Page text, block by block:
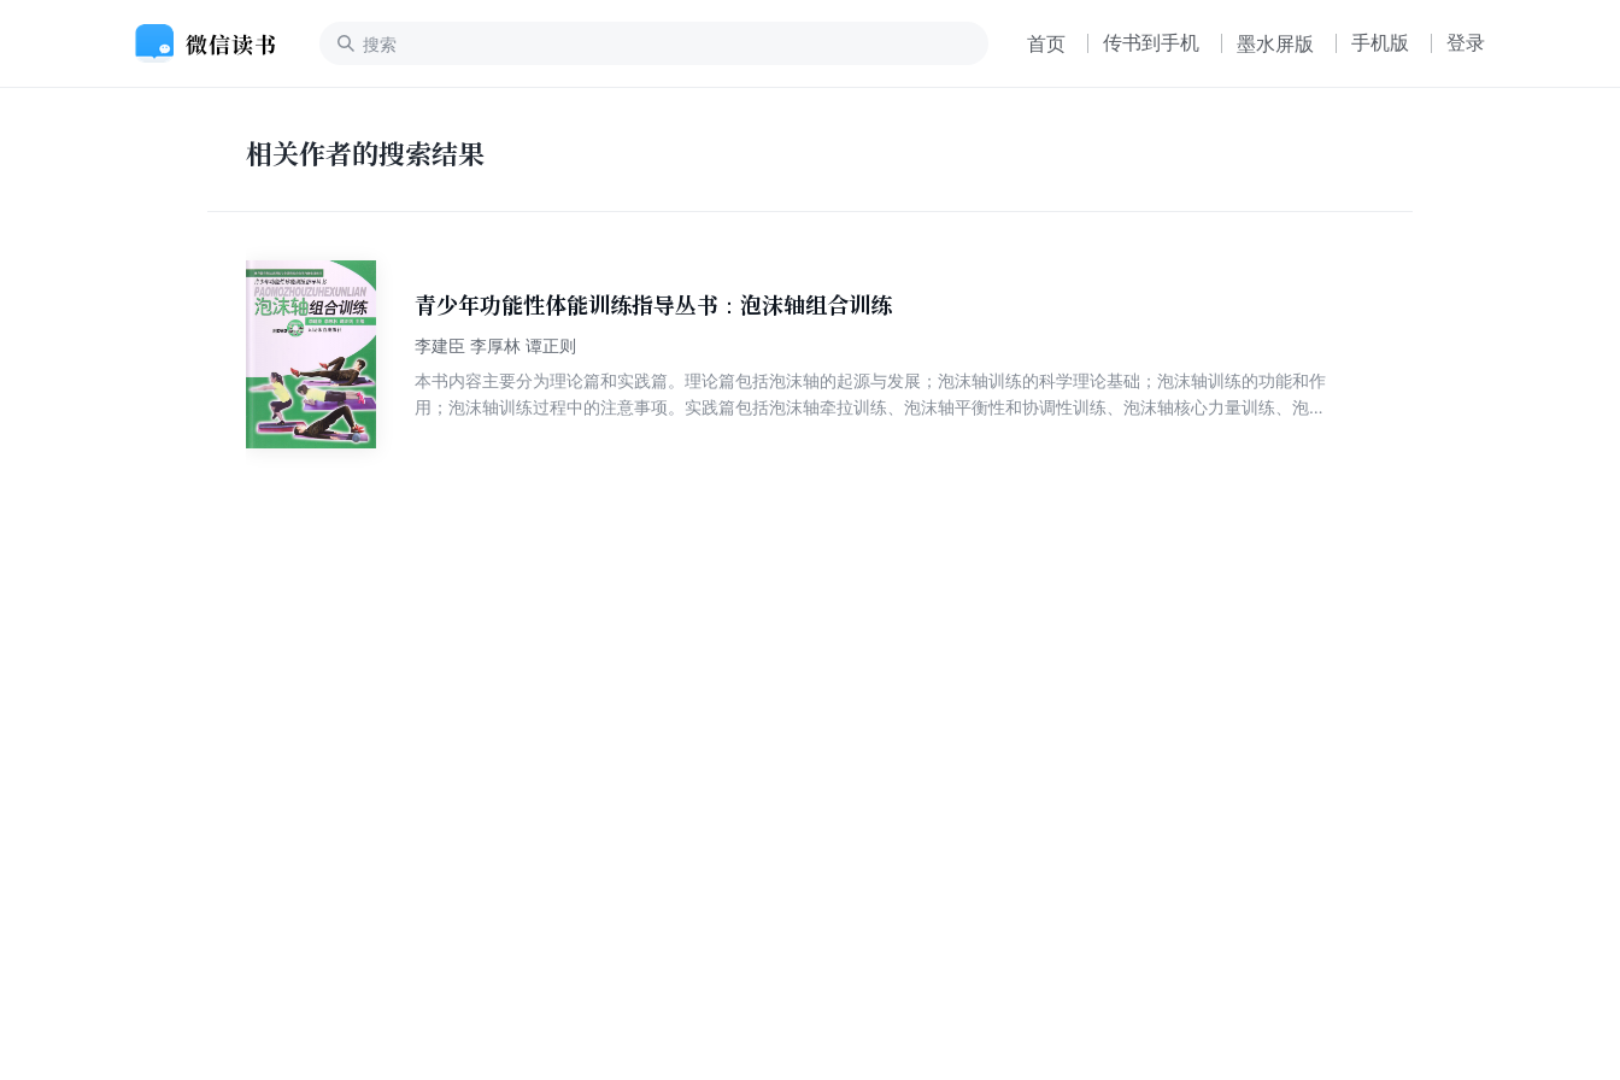
首页 传书到手机 墨水屏版 手机版 登录
相关作者的搜索结果
青少年功能性体能训练指导丛书：泡沫轴组合训练
李建臣 李厚林 谭正则
本书内容主要分为理论篇和实践篇。理论篇包括泡沫轴的起源与发展；泡沫轴训练的科学理论基础；泡沫轴训练的功能和作
用；泡沫轴训练过程中的注意事项。实践篇包括泡沫轴牵拉训练、泡沫轴平衡性和协调性训练、泡沫轴核心力量训练、泡沫